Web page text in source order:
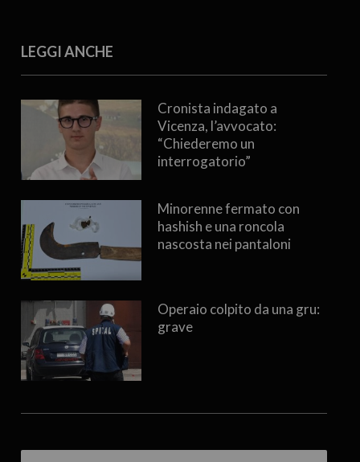
LEGGI ANCHE
Cronista indagato a
Vicenza, l’avvocato:
“Chiederemo un
interrogatorio”
Minorenne fermato con
hashish e una roncola
nascosta nei pantaloni
Operaio colpito da una gru:
grave